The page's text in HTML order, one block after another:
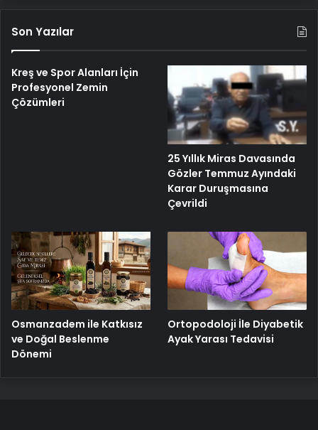
Son Yazılar
Kreş ve Spor Alanları İçin
Profesyonel Zemin
Çözümleri
25 Yıllık Miras Davasında
Gözler Temmuz Ayındaki
Karar Duruşmasına
Çevrildi
Osmanzadem ile Katkısız
ve Doğal Beslenme
Dönemi
Ortopodoloji İle Diyabetik
Ayak Yarası Tedavisi